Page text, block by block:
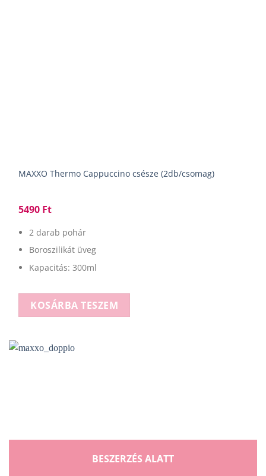
MAXXO Thermo Cappuccino csésze (2db/csomag)
5490 Ft
2 darab pohár
Boroszilikát üveg
Kapacitás: 300ml
KOSÁRBA TESZEM
BESZERZÉS ALATT